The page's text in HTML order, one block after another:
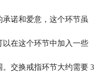
诺和爱意，这个环节虽
在这个环节中加入一些
交换戒指环节大约需要 3